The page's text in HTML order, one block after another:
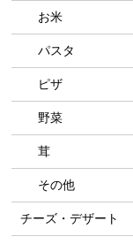
お米
パスタ
ピザ
野菜
茸
その他
チーズ・デザート